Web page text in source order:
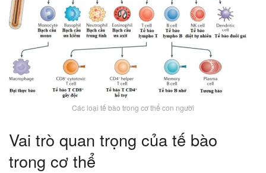
Các loại tế bào trong cơ thể con người
Vai trò quan trọng của tế bào
trong cơ thể